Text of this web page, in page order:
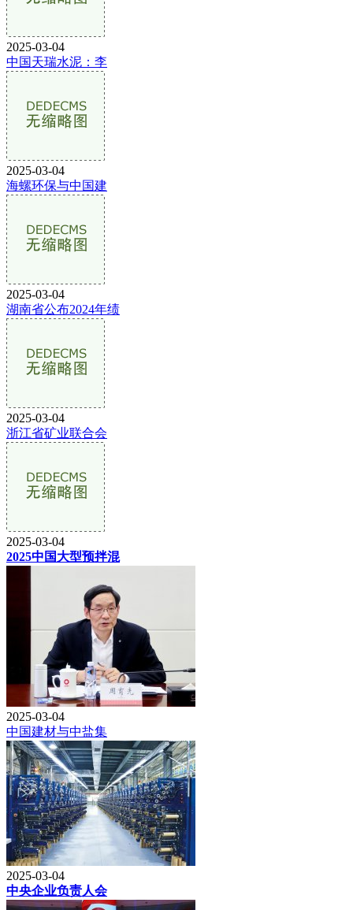
2025-03-04
中国天瑞水泥：李
2025-03-04
海螺环保与中国建
2025-03-04
湖南省公布2024年绩
2025-03-04
浙江省矿业联合会
2025-03-04
2025中国大型预拌混
2025-03-04
中国建材与中盐集
2025-03-04
中央企业负责人会